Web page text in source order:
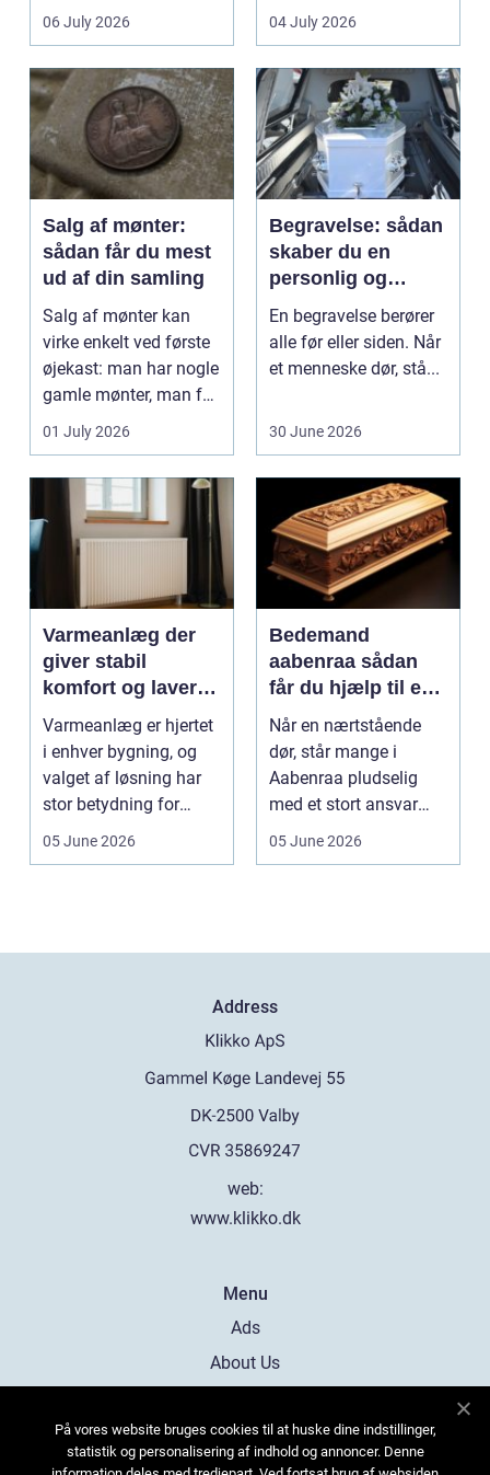
det lokale...
06 July 2026
sundhedssektoren.
Klinikker, praksis og
beh...
04 July 2026
Salg af mønter:
sådan får du mest
ud af din samling
Salg af mønter kan
virke enkelt ved første
øjekast: man har nogle
gamle mønter, man får
dem vurderet...
01 July 2026
Begravelse: sådan
skaber du en
personlig og
respektfuld afsked
En begravelse berører
alle før eller siden. Når
et menneske dør, stå...
30 June 2026
Varmeanlæg der
giver stabil
komfort og lavere
energiregning
Varmeanlæg er hjertet
i enhver bygning, og
valget af løsning har
stor betydning for
b&a...
05 June 2026
Bedemand
aabenraa sådan
får du hjælp til en
værdig afsked
Når en nærtstående
dør, står mange i
Aabenraa pludselig
med et stort ansvar
midt i sorgen.
05 June 2026
Address
web:
www.klikko.dk
Menu
Ads
About Us
Contact
Sitemap
På vores website bruges cookies til at huske dine indstillinger,
statistik og personalisering af indhold og annoncer. Denne